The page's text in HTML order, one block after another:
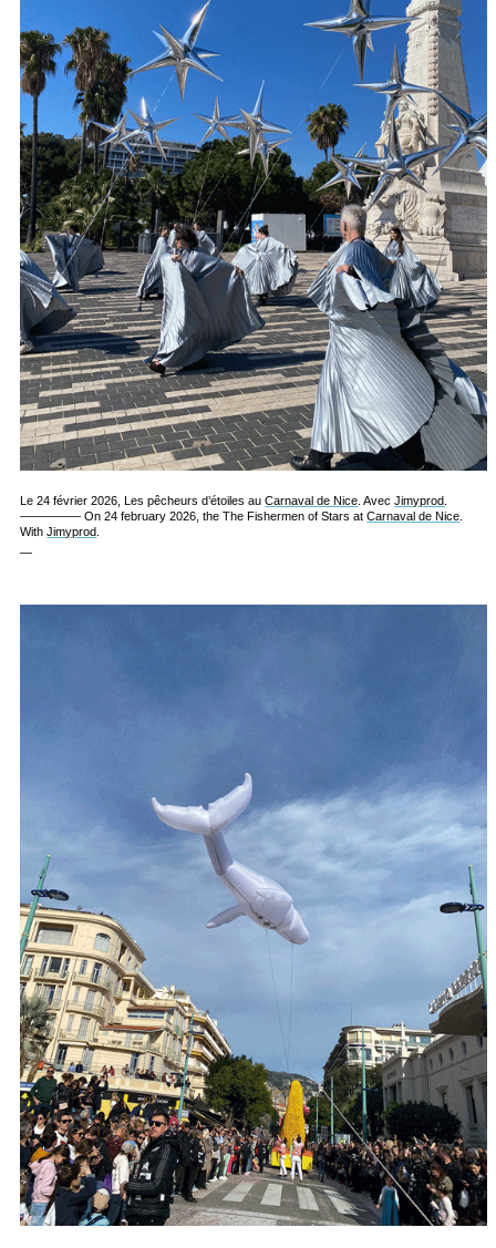
Le 24 février 2026, Les pêcheurs d’étoiles auCarnaval de Nice . AvecJimyprod
————— On 24 february 2026, the The Fishermen of Stars atCarnaval de Nice
WithJimyprod
—